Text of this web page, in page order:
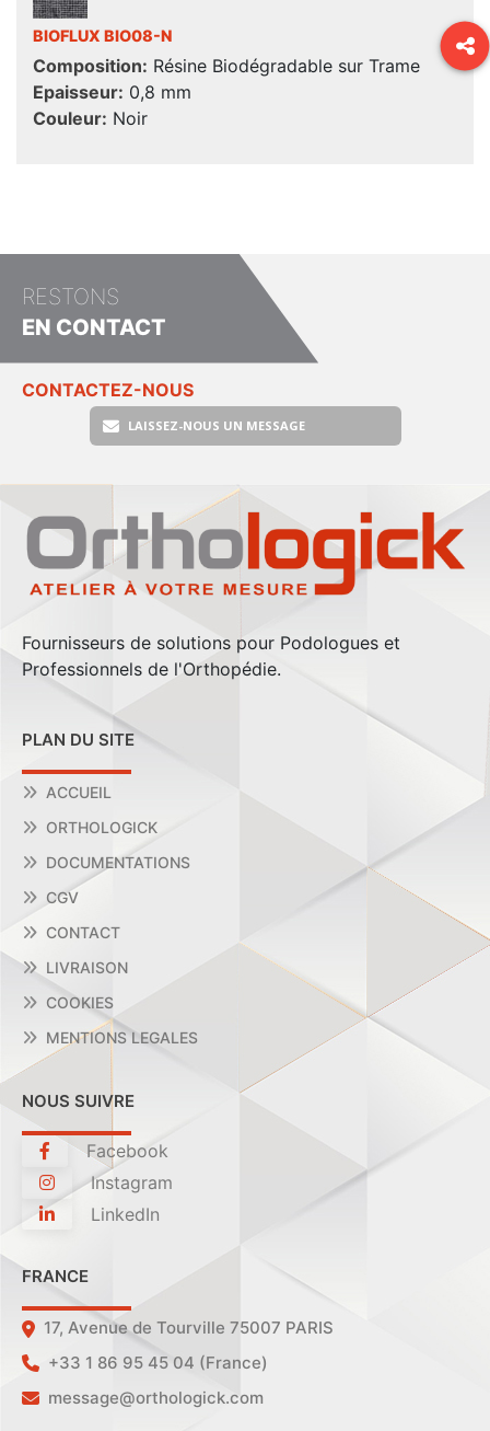
BIOFLUX BIO08-N
Composition: Résine Biodégradable sur Trame
Epaisseur: 0,8 mm
Couleur: Noir
RESTONS
EN CONTACT
CONTACTEZ-NOUS
LAISSEZ-NOUS UN MESSAGE
Fournisseurs de solutions pour Podologues et
Professionnels de l'Orthopédie.
PLAN DU SITE
ACCUEIL
ORTHOLOGICK
DOCUMENTATIONS
CGV
CONTACT
LIVRAISON
COOKIES
MENTIONS LEGALES
NOUS SUIVRE
Facebook
Instagram
LinkedIn
FRANCE
17, Avenue de Tourville 75007 PARIS
+33 1 86 95 45 04 (France)
message@orthologick.com